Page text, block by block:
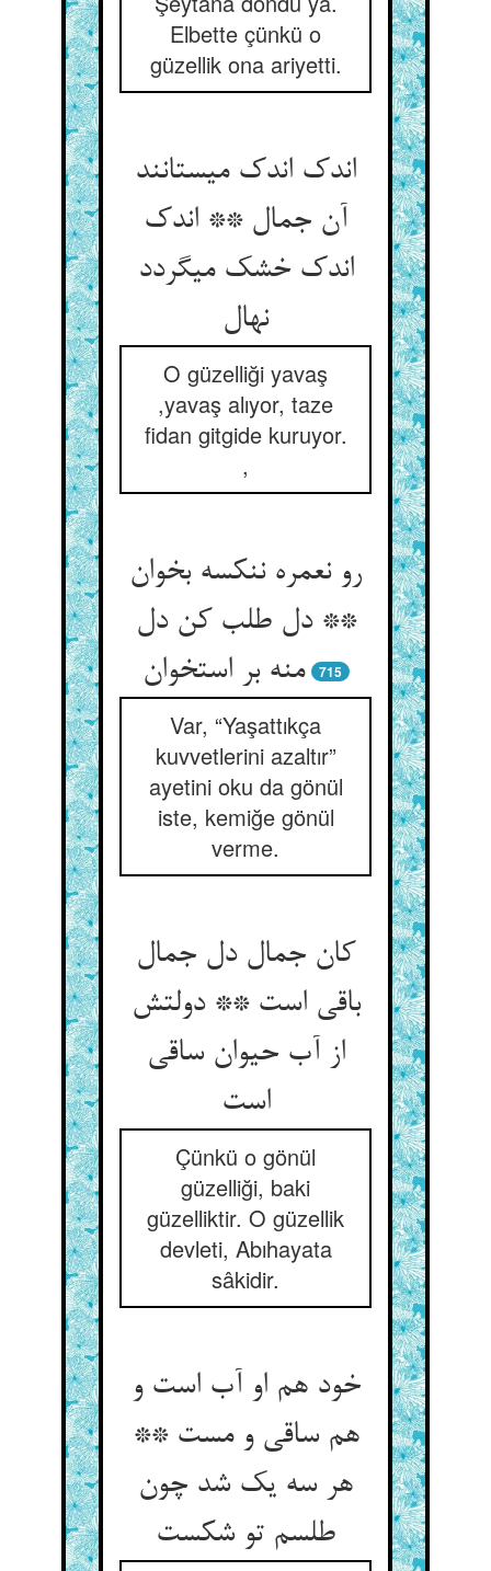
Elbette çünkü o
güzellik ona ariyetti.
اندک اندک می‏ستانند
آن جمال ** اندک
اندک خشک می‏گردد
نهال‏
O güzelliği yavaş
,yavaş alıyor, taze
fidan gitgide kuruyor.
,
رو نعمره ننکسه بخوان
** دل طلب کن دل
منه بر استخوان‏
715
Var, “Yaşattıkça
kuvvetlerini azaltır”
ayetini oku da gönül
iste, kemiğe gönül
verme.
کان جمال دل جمال
باقی است ** دولتش
از آب حیوان ساقی
است‏
Çünkü o gönül
güzelliği, baki
güzelliktir. O güzellik
devleti, Abıhayata
sâkidir.
خود هم او آب است و
هم ساقی و مست **
هر سه یک شد چون
طلسم تو شکست‏